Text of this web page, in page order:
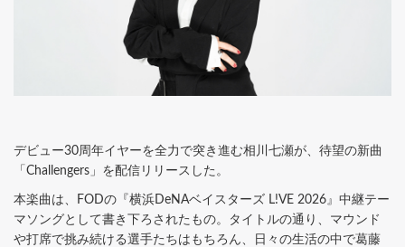
デビュー30周年イヤーを全力で突き進む相川七瀬が、待望の新曲
「Challengers」を配信リリースした。
本楽曲は、FODの『横浜DeNAベイスターズ L!VE 2026』中継テー
マソングとして書き下ろされたもの。タイトルの通り、マウンド
や打席で挑み続ける選手たちはもちろん、日々の生活の中で葛藤